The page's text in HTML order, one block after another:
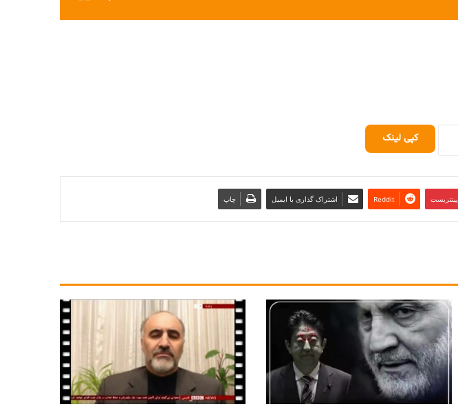
کپی لینک
پینتریست Reddit اشتراک گذاری با ایمیل چاپ